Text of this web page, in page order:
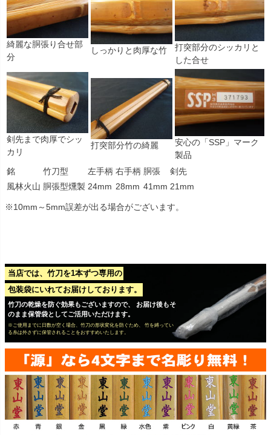
綺麗な胴張り合せ部
分
しっかりと肉厚な竹
打突部分のシッカリと
した合せ
剣先まで肉厚でシッ
カリ
打突部分竹の綺麗
安心の「SSP」マーク
製品
銘
竹刀型 左手柄 右手柄 胴張
剣先
風林火山 胴張型燻製 24mm 28mm 41mm 21mm
※10mm～5mm誤差が出る場合がございます。
当店では、竹刀を1本ずつ専用の
包装袋にいれてお届けしております。
竹刀の乾燥を防ぐ効果もございますので、 お届け後もそ
のまま保管袋としてご活用いただけます。
※ご使用までに日数が空く場合、竹刀の形状変化を防ぐため、 竹を縛ってい
る糸は外さずに保管されることをおすすめいたします。